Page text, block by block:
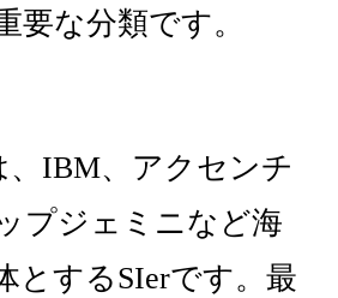
要な分類です。
、IBM、アクセンチ
プジェミニなど海
とするSIerです。最